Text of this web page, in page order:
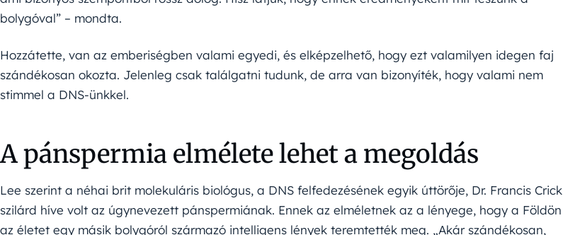
bolygóval” – mondta.
Hozzátette, van az emberiségben valami egyedi, és elképzelhető, hogy ezt valamilyen idegen faj
szándékosan okozta. Jelenleg csak találgatni tudunk, de arra van bizonyíték, hogy valami nem
stimmel a DNS-ünkkel.
A pánspermia elmélete lehet a megoldás
Lee szerint a néhai brit molekuláris biológus, a DNS felfedezésének egyik úttörője, Dr. Francis Crick
szilárd híve volt az úgynevezett pánspermiának. Ennek az elméletnek az a lényege, hogy a Földön
az életet egy másik bolygóról származó intelligens lények teremtették meg. „Akár szándékosan,